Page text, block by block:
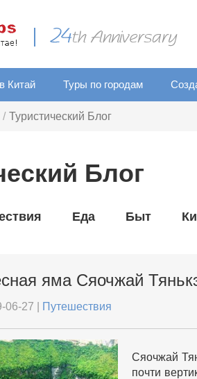
Китай Туры по городам
Туристический Блог
Блог
Еда Быт
яма Сяочжай
06-27 | Путешествия
Сяочжай
почти